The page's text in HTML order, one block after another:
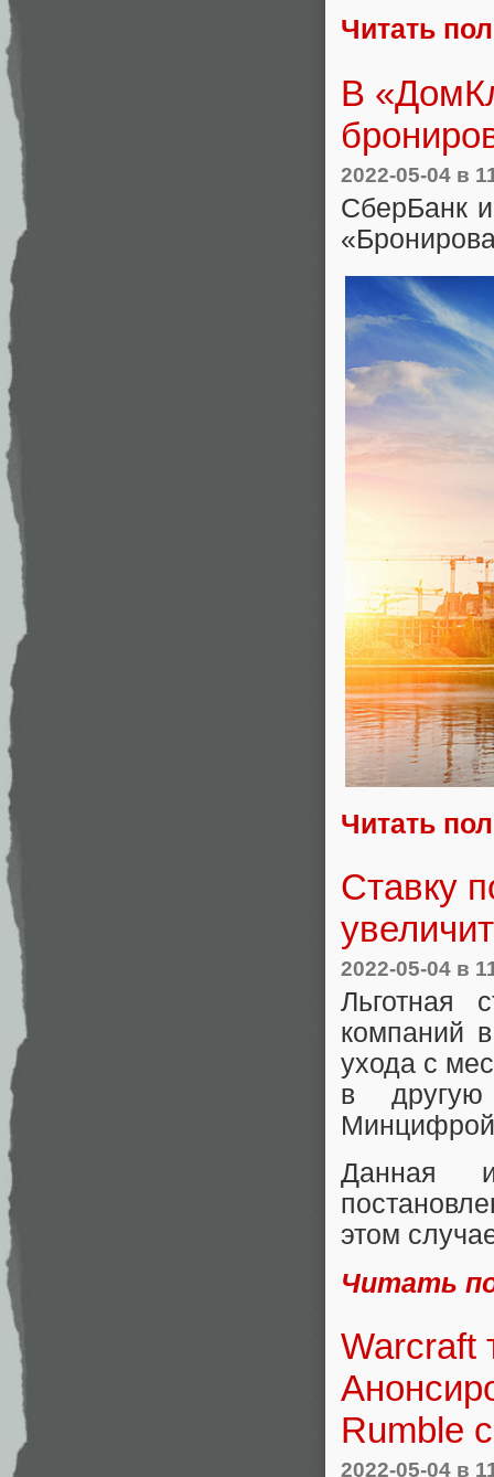
Читать
В
2022-05-04 в
СберБанк
Читать
Ставку
2022-05-04 в
Льготная
компаний
ухода с
в другую
Минцифрой
Данная
этом
Читать
Warcraft
Rumble
2022-05-04 в